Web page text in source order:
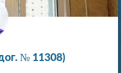
№ 11308)